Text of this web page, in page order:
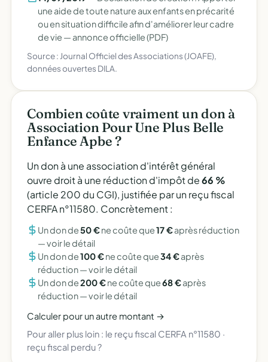
une aide de toute nature aux enfants en précarité
ou en situation difficile afin d'améliorer leur cadre
de vie — annonce officielle (PDF)
Source : Journal Officiel des Associations (JOAFE),
données ouvertes DILA.
Combien coûte vraiment un don à
Association Pour Une Plus Belle
Enfance Apbe ?
Un don à une association d'intérêt général
ouvre droit à une réduction d'impôt de66 %
(article 200 du CGI), justifiée par un reçu fiscal
CERFA n°11580. Concrètement :
Un don de50 €ne coûte que17 €après réduction
—voir le détail
Un don de100 €ne coûte que34 €après
réduction —voir le détail
Un don de200 €ne coûte que68 €après
réduction —voir le détail
Calculer pour un autre montant →
Pour aller plus loin : le reçu fiscal CERFA n°11580 ·
reçu fiscal perdu ?